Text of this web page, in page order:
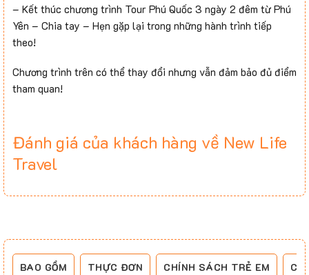
– Kết thúc chương trình Tour Phú Quốc 3 ngày 2 đêm từ Phú
Yên – Chia tay – Hẹn gặp lại trong những hành trình tiếp
theo!
Chương trình trên có thể thay đổi nhưng vẫn đảm bảo đủ điểm
tham quan!
Đánh giá của khách hàng về New Life
Travel
BAO GỒM THỰC ĐƠN CHÍNH SÁCH TRẺ EM